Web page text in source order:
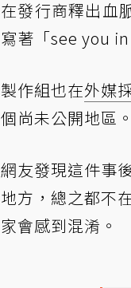
在發行商釋出血
寫著「see you
製作組也在外媒
個尚未公開地區。
網友發現這件事
地方，總之都不
家會感到混淆。